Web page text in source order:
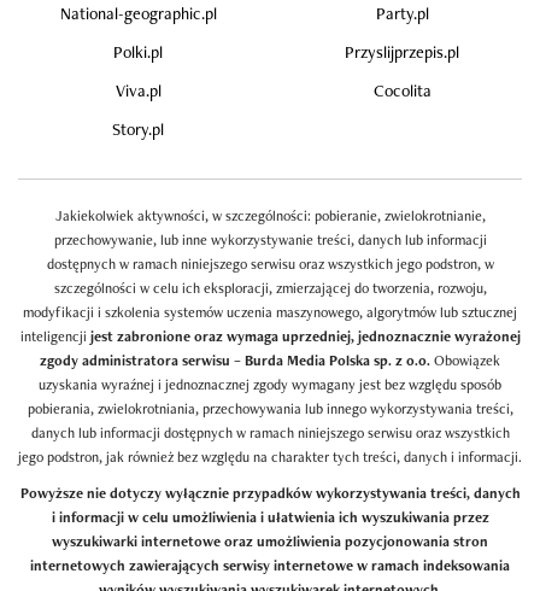
National-geographic.pl
Party.pl
Polki.pl
Przyslijprzepis.pl
Viva.pl
Cocolita
Story.pl
Jakiekolwiek aktywności, w szczególności: pobieranie, zwielokrotnianie,
przechowywanie, lub inne wykorzystywanie treści, danych lub informacji
dostępnych w ramach niniejszego serwisu oraz wszystkich jego podstron, w
szczególności w celu ich eksploracji, zmierzającej do tworzenia, rozwoju,
modyfikacji i szkolenia systemów uczenia maszynowego, algorytmów lub sztucznej
inteligencji jest zabronione oraz wymaga uprzedniej, jednoznacznie wyrażonej
zgody administratora serwisu – Burda Media Polska sp. z o.o.Obowiązek
uzyskania wyraźnej i jednoznacznej zgody wymagany jest bez względu sposób
pobierania, zwielokrotniania, przechowywania lub innego wykorzystywania treści,
danych lub informacji dostępnych w ramach niniejszego serwisu oraz wszystkich
jego podstron, jak również bez względu na charakter tych treści, danych i informacji.
Powyższe nie dotyczy wyłącznie przypadków wykorzystywania treści, danych
i informacji w celu umożliwienia i ułatwienia ich wyszukiwania przez
wyszukiwarki internetowe oraz umożliwienia pozycjonowania stron
internetowych zawierających serwisy internetowe w ramach indeksowania